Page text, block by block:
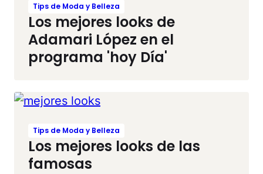
Tips de Moda y Belleza
Los mejores looks de
Adamari López en el
programa 'hoy Día'
Tips de Moda y Belleza
Los mejores looks de las
famosas